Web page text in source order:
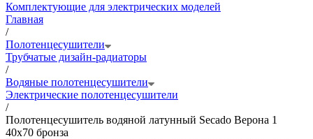
Комплектующие для электрических моделей
Главная
/
Полотенцесушители
Трубчатые дизайн-радиаторы
/
Водяные полотенцесушители
Электрические полотенцесушители
/
Полотенцесушитель водяной латунный Secado Верона 1
40x70 бронза